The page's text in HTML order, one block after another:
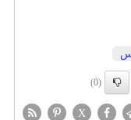
(0)
X